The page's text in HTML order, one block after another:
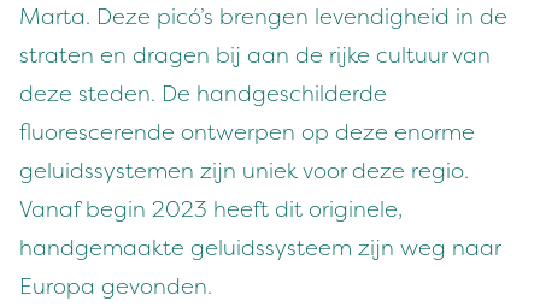
Marta. Deze picó’s brengen levendigheid in de
straten en dragen bij aan de rijke cultuur van
deze steden. De handgeschilderde
fluorescerende ontwerpen op deze enorme
geluidssystemen zijn uniek voor deze regio.
Vanaf begin 2023 heeft dit originele,
handgemaakte geluidssysteem zijn weg naar
Europa gevonden.